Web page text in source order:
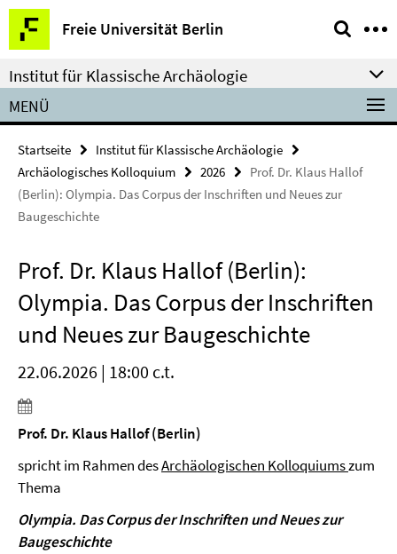
Springe
direkt
zu
Inhalt
Freie Universität Berlin
Service-
Navigation
Institut für Klassische Archäologie
MENÜ
Startseite
Institut für Klassische Archäologie
Archäologisches Kolloquium
2026
Prof. Dr. Klaus Hallof
(Berlin): Olympia. Das Corpus der Inschriften und Neues zur
Baugeschichte
Prof. Dr. Klaus Hallof (Berlin):
Olympia. Das Corpus der Inschriften
und Neues zur Baugeschichte
22.06.2026 | 18:00 c.t.
Prof. Dr. Klaus Hallof (Berlin)
spricht im Rahmen desArchäologischen Kolloquiumszum
Thema
Olympia. Das Corpus der Inschriften und Neues zur
Baugeschichte